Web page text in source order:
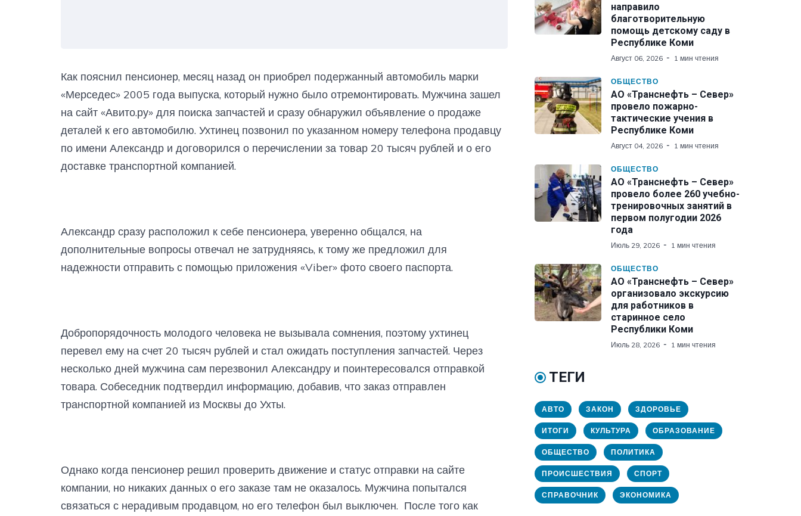
Как пояснил пенсионер, месяц назад он приобрел подержанный автомобиль марки
«Мерседес» 2005 года выпуска, который нужно было отремонтировать. Мужчина зашел
на сайт «Авито.ру» для поиска запчастей и сразу обнаружил объявление о продаже
деталей к его автомобилю. Ухтинец позвонил по указанном номеру телефона продавцу
по имени Александр и договорился о перечислении за товар 20 тысяч рублей и о его
доставке транспортной компанией.
Александр сразу расположил к себе пенсионера, уверенно общался, на
дополнительные вопросы отвечал не затрудняясь, к тому же предложил для
надежности отправить с помощью приложения «Viber» фото своего паспорта.
Добропорядочность молодого человека не вызывала сомнения, поэтому ухтинец
перевел ему на счет 20 тысяч рублей и стал ожидать поступления запчастей. Через
несколько дней мужчина сам перезвонил Александру и поинтересовался отправкой
товара. Собеседник подтвердил информацию, добавив, что заказ отправлен
транспортной компанией из Москвы до Ухты.
Однако когда пенсионер решил проверить движение и статус отправки на сайте
компании, но никаких данных о его заказе там не оказалось. Мужчина попытался
связаться с нерадивым продавцом, но его телефон был выключен. После того как
направило
благотворительную
помощь детскому саду в
Республике Коми
Август 06, 2026 1 мин чтения
ОБЩЕСТВО
АО «Транснефть – Север»
провело пожарно-
тактические учения в
Республике Коми
Август 04, 2026 1 мин чтения
ОБЩЕСТВО
АО «Транснефть – Север»
провело более 260 учебно-
тренировочных занятий в
первом полугодии 2026
года
Июль 29, 2026 1 мин чтения
ОБЩЕСТВО
АО «Транснефть – Север»
организовало экскурсию
для работников в
старинное село
Республики Коми
Июль 28, 2026 1 мин чтения
ТЕГИ
АВТО ЗАКОН ЗДОРОВЬЕ
ИТОГИ КУЛЬТУРА ОБРАЗОВАНИЕ
ОБЩЕСТВО ПОЛИТИКА
ПРОИСШЕСТВИЯ СПОРТ
СПРАВОЧНИК ЭКОНОМИКА